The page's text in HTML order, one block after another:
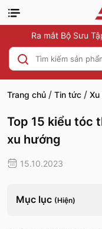
Ra mắt Bộ Sưu
Trang chủ / Tin tức / Xu
Top 15 kiểu tóc
xu hướng
15.10.2023
Mục lục (Hiện)